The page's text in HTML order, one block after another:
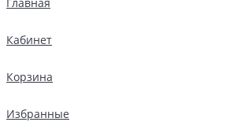
Кабинет
Корзина
Избранные